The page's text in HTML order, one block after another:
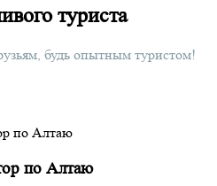
туриста
будь опытным туристом!
по Алтаю